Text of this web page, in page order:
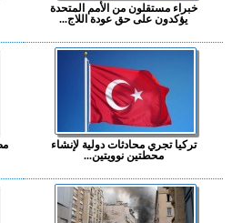
خبراء مستقلون من الأمم المتحدة
يؤكدون على حق عودة اللاج...
تركيا تجري محادثات دولية لإنشاء
محطتين نوويتين...